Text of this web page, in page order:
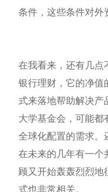
条件，这些条件对外
在我看来，还有几点
银行理财，它的净值
式来落地帮助解决产
大学基金会，可能都
全球化配置的需求。
在未来的几年有一个
顾又开始轰轰烈烈地
式也非常相关。